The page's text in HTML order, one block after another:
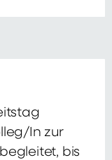
In zur
bis